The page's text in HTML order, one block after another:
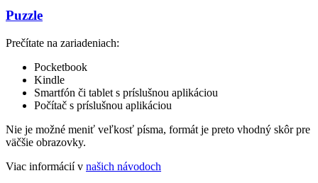
Puzzle
Prečítate na zariadeniach:
Pocketbook
Kindle
Smartfón či tablet s príslušnou aplikáciou
Počítač s príslušnou aplikáciou
Nie je možné meniť veľkosť písma, formát je preto vhodný skôr pre
väčšie obrazovky.
Viac informácií v našich návodoch